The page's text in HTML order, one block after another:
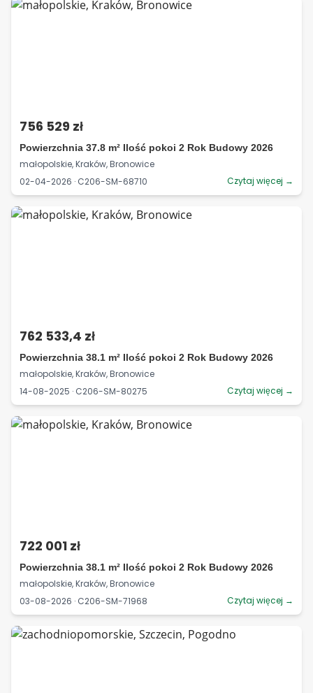
756 529 zł
Powierzchnia 37.8 m² Ilość pokoi 2 Rok Budowy 2026
małopolskie, Kraków, Bronowice
02-04-2026 · C206-SM-68710
Czytaj więcej →
762 533,4 zł
Powierzchnia 38.1 m² Ilość pokoi 2 Rok Budowy 2026
małopolskie, Kraków, Bronowice
14-08-2025 · C206-SM-80275
Czytaj więcej →
722 001 zł
Powierzchnia 38.1 m² Ilość pokoi 2 Rok Budowy 2026
małopolskie, Kraków, Bronowice
03-08-2026 · C206-SM-71968
Czytaj więcej →